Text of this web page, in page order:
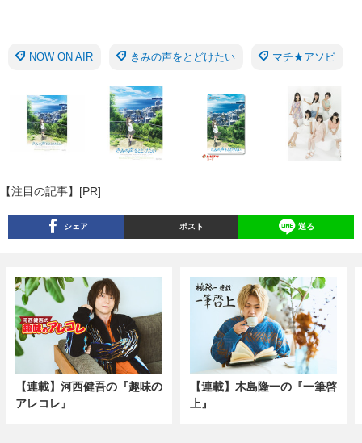
NOW ON AIR きみの声をとどけたい マチ★アソビ
【注目の記事】[PR]
シェア ポスト 送る
【連載】河西健吾の『趣味の
アレコレ』
【連載】木島隆一の『一筆啓
上』